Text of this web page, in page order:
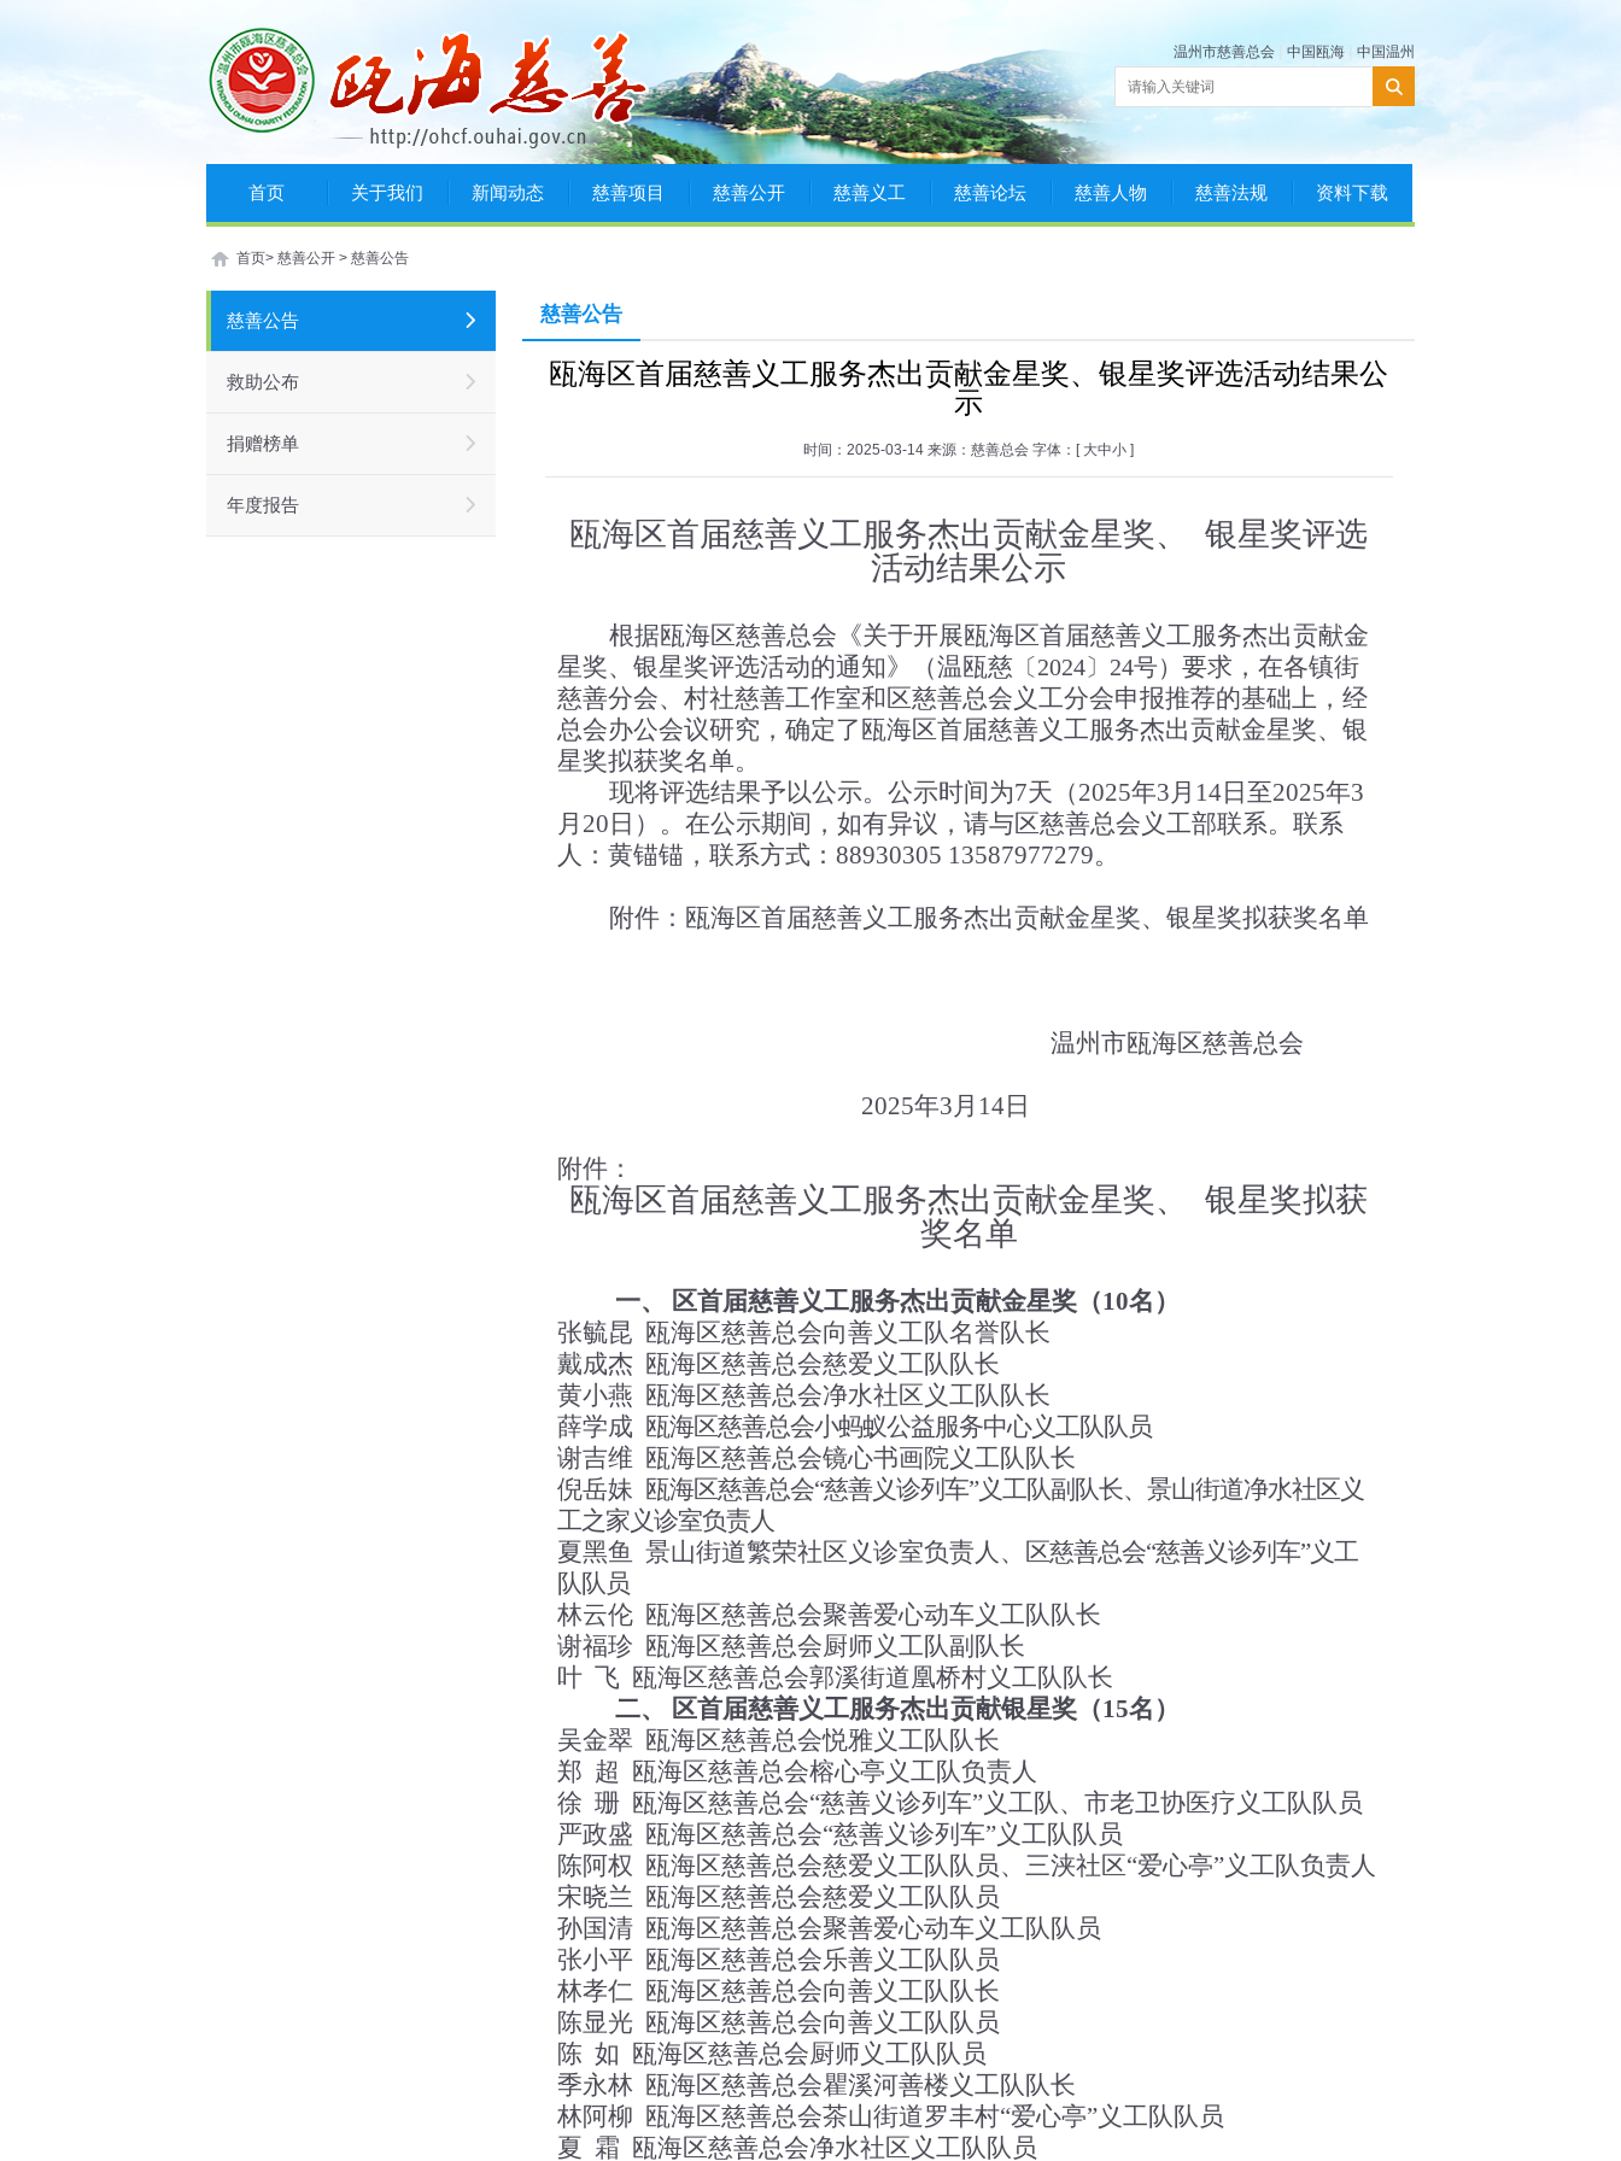
温州市慈善总会 中国瓯海 中国温州
首页 关于我们 新闻动态 慈善项目 慈善公开 慈善义工 慈善论坛 慈善人物 慈善法规 资料下载
首页> 慈善公开 > 慈善公告
慈善公告
救助公布
捐赠榜单
年度报告
慈善公告
瓯海区首届慈善义工服务杰出贡献金星奖、银星奖评选活动结果公
示
时间：2025-03-14 来源：慈善总会 字体：[ 大中小 ]
瓯海区首届慈善义工服务杰出贡献金星奖、
银星奖评选
活动结果公示
根据瓯海区慈善总会《关于开展瓯海区首届慈善义工服务杰出贡献金
星奖、银星奖评选活动的通知》（温瓯慈 〔 2024〕 24号） 要求，在各镇街
慈善分会、村社慈善工作室和区慈善总会义工分会申报推荐的基础上，经
总会办公会议研究，确定了瓯海区首届慈善义工服务杰出贡献金星奖、银
星奖拟获奖名单。
现将评选结果予以公示。公示时间为7天（2025年3月14日至2025年3
月20日）。在公示期间，如有异议，请与区慈善总会义工部联系。联系
人：黄锚锚，联系方式：88930305 13587977279。
附件：瓯海区首届慈善义工服务杰出贡献金星奖、银星奖拟获奖名单
温州市瓯海区慈善总会
2025年3月14日
附件：
瓯海区首届慈善义工服务杰出贡献金星奖、
银星奖拟获
奖名单
一、 区首届慈善义工服务杰出贡献金星奖（10名）
张毓昆 瓯海区慈善总会向善义工队名誉队长
戴成杰 瓯海区慈善总会慈爱义工队队长
黄小燕 瓯海区慈善总会净水社区义工队队长
薛学成 瓯海区慈善总会小蚂蚁公益服务中心义工队队员
谢吉维 瓯海区慈善总会镜心书画院义工队队长
倪岳妹 瓯海区慈善总会“慈善义诊列车”义工队副队长、 景山街道净水社区义
工之家义诊室负责人
夏黑鱼 景山街道繁荣社区义诊室负责人、 区慈善总会“慈善义诊列车”义工
队队员
林云伦 瓯海区慈善总会聚善爱心动车义工队队长
谢福珍 瓯海区慈善总会厨师义工队副队长
叶 飞 瓯海区慈善总会郭溪街道凰桥村义工队队长
二、
区首届慈善义工服务杰出贡献银星奖（15名）
吴金翠 瓯海区慈善总会悦雅义工队队长
郑 超 瓯海区慈善总会榕心亭义工队负责人
徐 珊 瓯海区慈善总会“慈善义诊列车”义工队、 市老卫协医疗义工队队员
严政盛 瓯海区慈善总会“慈善义诊列车”义工队队员
陈阿权 瓯海区慈善总会慈爱义工队队员、三浃社区“爱心亭”义工队负责人
宋晓兰 瓯海区慈善总会慈爱义工队队员
孙国清 瓯海区慈善总会聚善爱心动车义工队队员
张小平 瓯海区慈善总会乐善义工队队员
林孝仁 瓯海区慈善总会向善义工队队长
陈显光 瓯海区慈善总会向善义工队队员
陈 如 瓯海区慈善总会厨师义工队队员
季永林 瓯海区慈善总会瞿溪河善楼义工队队长
林阿柳 瓯海区慈善总会茶山街道罗丰村“爱心亭”义工队队员
夏 霜 瓯海区慈善总会净水社区义工队队员